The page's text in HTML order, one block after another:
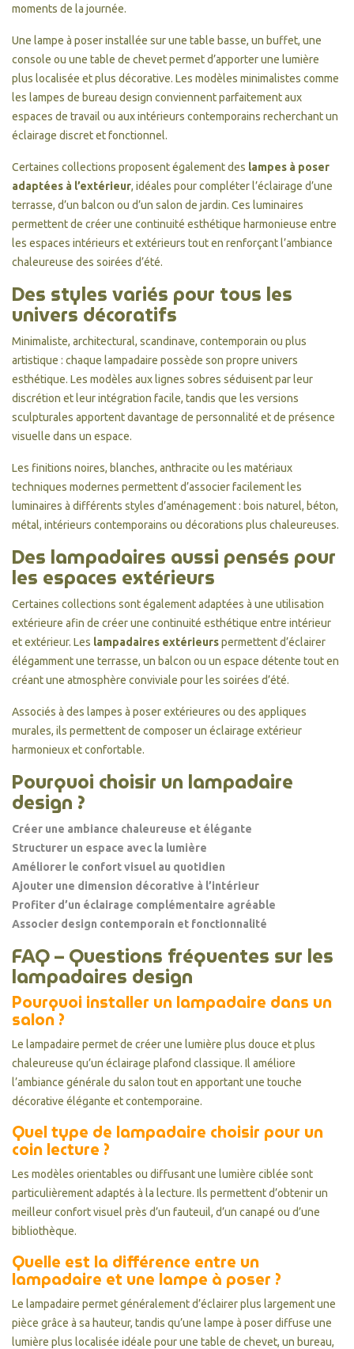
moments de la journée.
Une lampe à poser installée sur une table basse, un buffet, une
console ou une table de chevet permet d’apporter une lumière
plus localisée et plus décorative. Les modèles minimalistes comme
les lampes de bureau design conviennent parfaitement aux
espaces de travail ou aux intérieurs contemporains recherchant un
éclairage discret et fonctionnel.
Certaines collections proposent également des lampes à poser
adaptées à l’extérieur, idéales pour compléter l’éclairage d’une
terrasse, d’un balcon ou d’un salon de jardin. Ces luminaires
permettent de créer une continuité esthétique harmonieuse entre
les espaces intérieurs et extérieurs tout en renforçant l’ambiance
chaleureuse des soirées d’été.
Des styles variés pour tous les
univers décoratifs
Minimaliste, architectural, scandinave, contemporain ou plus
artistique : chaque lampadaire possède son propre univers
esthétique. Les modèles aux lignes sobres séduisent par leur
discrétion et leur intégration facile, tandis que les versions
sculpturales apportent davantage de personnalité et de présence
visuelle dans un espace.
Les finitions noires, blanches, anthracite ou les matériaux
techniques modernes permettent d’associer facilement les
luminaires à différents styles d’aménagement : bois naturel, béton,
métal, intérieurs contemporains ou décorations plus chaleureuses.
Des lampadaires aussi pensés pour
les espaces extérieurs
Certaines collections sont également adaptées à une utilisation
extérieure afin de créer une continuité esthétique entre intérieur
et extérieur. Les lampadaires extérieurspermettent d’éclairer
élégamment une terrasse, un balcon ou un espace détente tout en
créant une atmosphère conviviale pour les soirées d’été.
Associés à des lampes à poser extérieures ou des appliques
murales, ils permettent de composer un éclairage extérieur
harmonieux et confortable.
Pourquoi choisir un lampadaire
design ?
Créer une ambiance chaleureuse et élégante
Structurer un espace avec la lumière
Améliorer le confort visuel au quotidien
Ajouter une dimension décorative à l’intérieur
Profiter d’un éclairage complémentaire agréable
Associer design contemporain et fonctionnalité
FAQ – Questions fréquentes sur les
lampadaires design
Pourquoi installer un lampadaire dans un
salon ?
Le lampadaire permet de créer une lumière plus douce et plus
chaleureuse qu’un éclairage plafond classique. Il améliore
l’ambiance générale du salon tout en apportant une touche
décorative élégante et contemporaine.
Quel type de lampadaire choisir pour un
coin lecture ?
Les modèles orientables ou diffusant une lumière ciblée sont
particulièrement adaptés à la lecture. Ils permettent d’obtenir un
meilleur confort visuel près d’un fauteuil, d’un canapé ou d’une
bibliothèque.
Quelle est la différence entre un
lampadaire et une lampe à poser ?
Le lampadaire permet généralement d’éclairer plus largement une
pièce grâce à sa hauteur, tandis qu’une lampe à poser diffuse une
lumière plus localisée idéale pour une table de chevet, un bureau,